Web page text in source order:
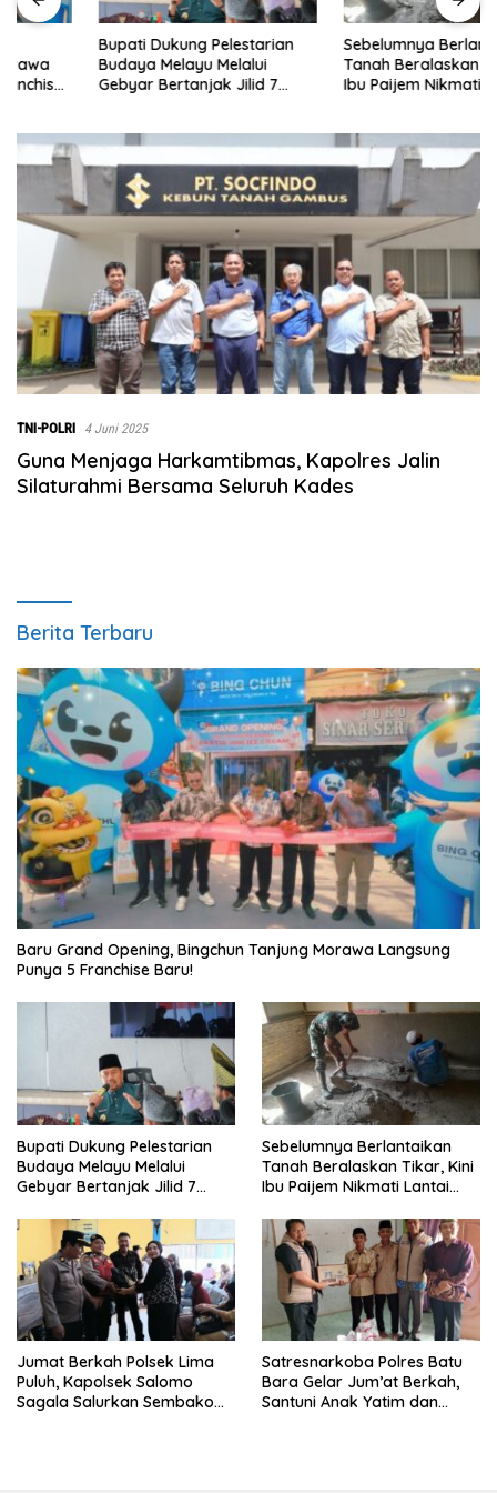
Bupati Dukung Pelestarian
Budaya Melayu Melalui
Gebyar Bertanjak Jilid 7
Sebelumnya Berlantaikan
Tanah Beralaskan Tikar, Kini
Ibu Paijem Nikmati Lantai
0208/Asahan
TNI-POLRI 4 Juni 2025
Guna Menjaga Harkamtibmas, Kapolres Jalin
Silaturahmi Bersama Seluruh Kades
Berita Terbaru
‎Baru Grand Opening, Bingchun Tanjung Morawa Langsung
Punya 5 Franchise Baru!
Bupati Dukung Pelestarian
Budaya Melayu Melalui
Gebyar Bertanjak Jilid 7
Sebelumnya Berlantaikan
Tanah Beralaskan Tikar, Kini
Ibu Paijem Nikmati Lantai
Satgas TMMD Ke-129 Kodim
0208/Asahan
Jumat Berkah Polsek Lima
Puluh, Kapolsek Salomo
Sagala Salurkan Sembako
Satresnarkoba Polres Batu
Bara Gelar Jum’at Berkah,
Santuni Anak Yatim dan